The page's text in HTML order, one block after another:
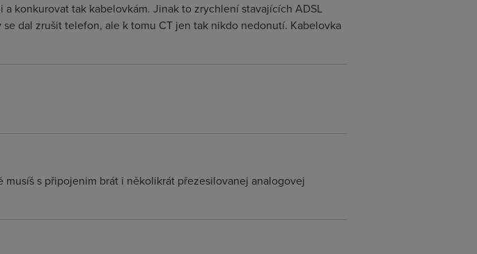
konkurovat tak kabelovkám. Jinak to zrychlení stavajících ADSL
dal zrušit telefon, ale k tomu CT jen tak nikdo nedonutí. Kabelovka
s připojenim brát i několikrát přezesilovanej analogovej